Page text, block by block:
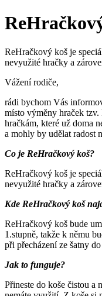
ReHračkový koš je
nevyužité hračky a
Vážení rodiče,
rádi bychom Vás
místo výměny hraček tzv.
hračkám, které už doma
a mohly by udělat radost
Co je ReHračkový koš?
ReHračkový koš je
nevyužité hračky a
Kde ReHračkový koš
ReHračkový koš bude
1.stupně, takže k němu
při přecházení ze šatny
Jak to funguje?
Přineste do koše čistou a